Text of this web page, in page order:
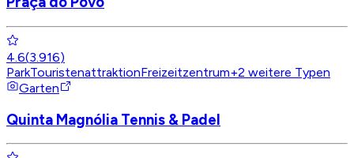
4.6(3.916)
ParkTouristenattraktionFreizeitzentrum+2 weitere Typen
Garten
Quinta Magnólia Tennis & Padel